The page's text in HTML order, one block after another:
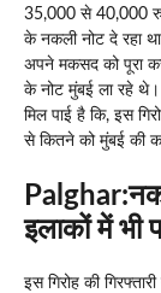
35,000 से 40,000
के नकली नोट दे रहा
अपने मकसद को पूरा
के नोट मुंबई ला रहे
मिल पाई है कि, इस
से कितने को मुंबई की
इलाकों में भी
इस गिरोह की